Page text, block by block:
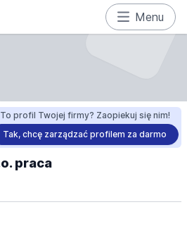
Menu
To profil Twojej firmy? Zaopiekuj się nim!
Tak, chcę zarządzać profilem za darmo
praca